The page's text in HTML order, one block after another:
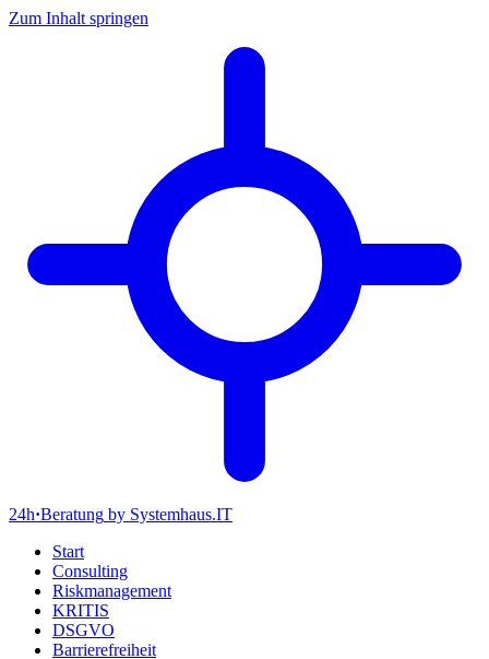
Zum Inhalt springen
24h·Beratung by Systemhaus.IT
Start
Consulting
Riskmanagement
KRITIS
DSGVO
Barrierefreiheit